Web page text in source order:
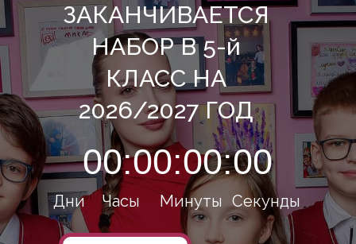
00:00:00:00
Секунды
Минуты
Часы
Дни
ЗАКАНЧИВАЕТСЯ
НАБОР В 5-й
КЛАСС НА
2026/2027 ГОД